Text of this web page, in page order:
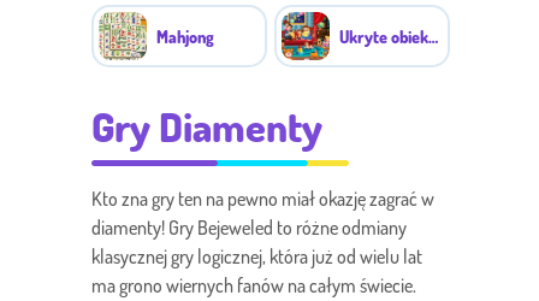
Mahjong Ukryte obiekty
Gry Diamenty
Kto zna gry ten na pewno miał okazję zagrać w
diamenty! Gry Bejeweled to różne odmiany
klasycznej gry logicznej, która już od wielu lat
ma grono wiernych fanów na całym świecie.